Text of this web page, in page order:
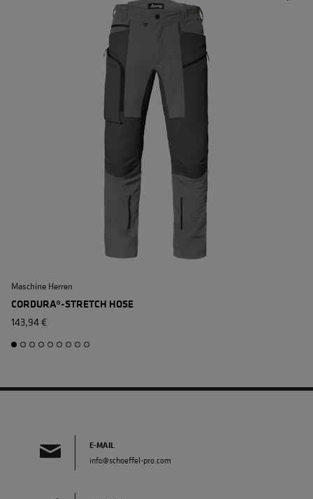
Maschine Herren
CORDURA®-STRETCH HOSE
143,94 €
E-MAIL
info@schoeffel-pro.com